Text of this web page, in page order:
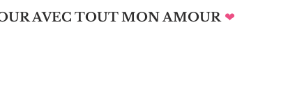
AVEC TOUT MON AMOUR ❤